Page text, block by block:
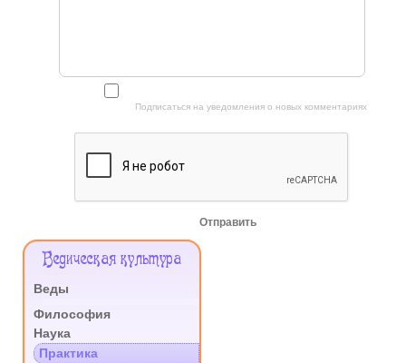
Подписаться на уведомления о новых комментариях
Отправить
Меню
Ведическая культура
Веды
.
Философия
Наука
Практика